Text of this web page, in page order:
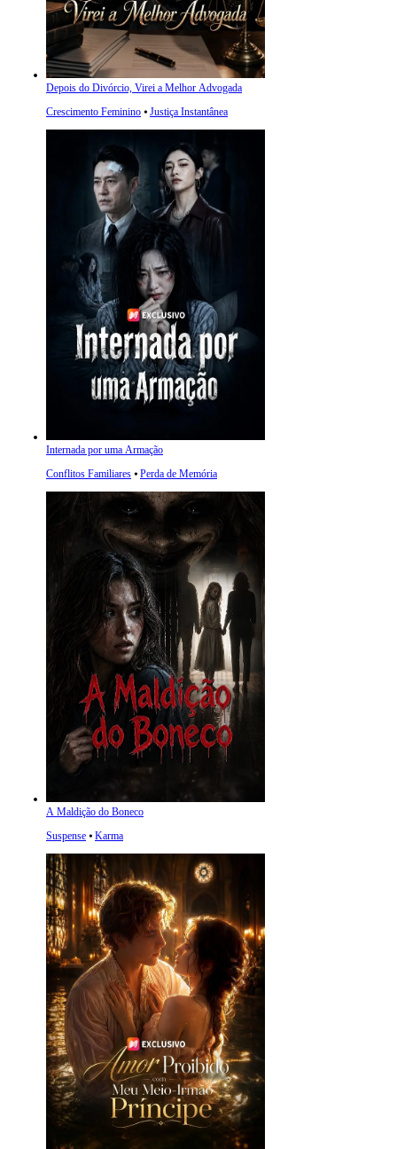
Depois do Divórcio, Virei a Melhor Advogada
Crescimento Feminino ⦁ Justiça Instantânea
Internada por uma Armação
Conflitos Familiares ⦁ Perda de Memória
A Maldição do Boneco
Suspense ⦁ Karma